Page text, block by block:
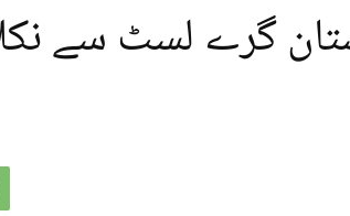
گرے لسٹ سے